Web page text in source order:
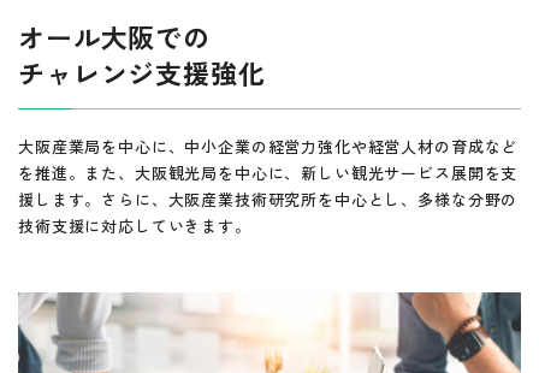
オール大阪での
チャレンジ支援強化
大阪産業局を中心に、中小企業の経営力強化や経営人材の育成など
を推進。また、大阪観光局を中心に、新しい観光サービス展開を支
援します。さらに、大阪産業技術研究所を中心とし、多様な分野の
技術支援に対応していきます。